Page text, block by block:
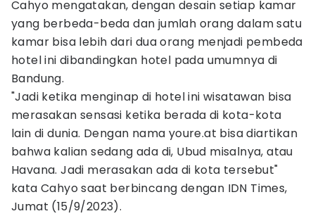
Cahyo mengatakan, dengan desain setiap kamar
yang berbeda-beda dan jumlah orang dalam satu
kamar bisa lebih dari dua orang menjadi pembeda
hotel ini dibandingkan hotel pada umumnya di
Bandung.
"Jadi ketika menginap di hotel ini wisatawan bisa
merasakan sensasi ketika berada di kota-kota
lain di dunia. Dengan nama youre.at bisa diartikan
bahwa kalian sedang ada di, Ubud misalnya, atau
Havana. Jadi merasakan ada di kota tersebut"
kata Cahyo saat berbincang dengan IDN Times,
Jumat (15/9/2023).